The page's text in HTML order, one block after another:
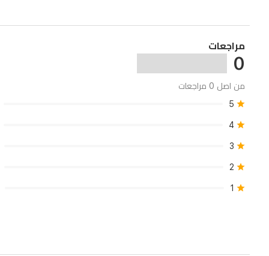
مراجعات
0
من اصل 0 مراجعات
5
4
3
2
1